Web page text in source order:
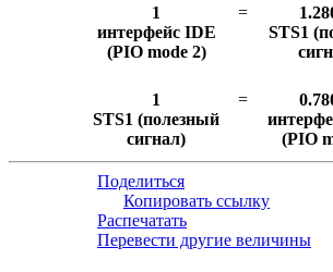
1
интерфейс IDE
(PIO mode 2)
=
STS1
1
STS1 (полезный
сигнал)
=
(PIO
Поделиться
Копировать ссылку
Распечатать
Перевести другие величины